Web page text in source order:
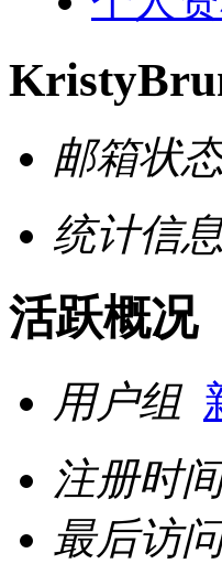
邮箱状
统计信
活跃概况
用户组
注册时
最后访